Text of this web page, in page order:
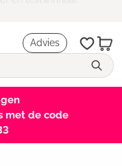
Advies
met de code